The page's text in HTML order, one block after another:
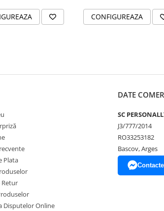
CONFIGUREAZA
Plata
Retur
Disputelor Online
DATE
SC
J3/777/2014
RO33253182
Bascov, Arges